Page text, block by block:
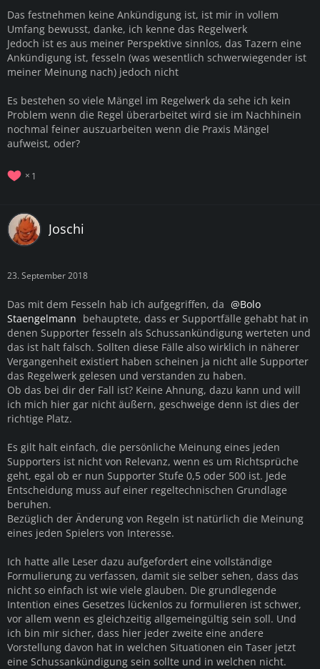
Das festnehmen keine Ankündigung ist, ist mir in vollem
Umfang bewusst, danke, ich kenne das Regelwerk
Jedoch ist es aus meiner Perspektive sinnlos, das Tazern eine
Ankündigung ist, fesseln (was wesentlich schwerwiegender ist
meiner Meinung nach) jedoch nicht
Es bestehen so viele Mängel im Regelwerk da sehe ich kein
Problem wenn die Regel überarbeitet wird sie im Nachhinein
nochmal feiner auszuarbeiten wenn die Praxis Mängel
aufweist, oder?
1
Joschi
23. September 2018
Das mit dem Fesseln hab ich aufgegriffen, da
Bolo
Staengelmann behauptete, dass er Supportfälle gehabt hat in
denen Supporter fesseln als Schussankündigung werteten und
das ist halt falsch. Sollten diese Fälle also wirklich in näherer
Vergangenheit existiert haben scheinen ja nicht alle Supporter
das Regelwerk gelesen und verstanden zu haben.
Ob das bei dir der Fall ist? Keine Ahnung, dazu kann und will
ich mich hier gar nicht äußern, geschweige denn ist dies der
richtige Platz.
Es gilt halt einfach, die persönliche Meinung eines jeden
Supporters ist nicht von Relevanz, wenn es um Richtsprüche
geht, egal ob er nun Supporter Stufe 0,5 oder 500 ist. Jede
Entscheidung muss auf einer regeltechnischen Grundlage
beruhen.
Bezüglich der Änderung von Regeln ist natürlich die Meinung
eines jeden Spielers von Interesse.
Ich hatte alle Leser dazu aufgefordert eine vollständige
Formulierung zu verfassen, damit sie selber sehen, dass das
nicht so einfach ist wie viele glauben. Die grundlegende
Intention eines Gesetzes lückenlos zu formulieren ist schwer,
vor allem wenn es gleichzeitig allgemeingültig sein soll. Und
ich bin mir sicher, dass hier jeder zweite eine andere
Vorstellung davon hat in welchen Situationen ein Taser jetzt
eine Schussankündigung sein sollte und in welchen nicht.